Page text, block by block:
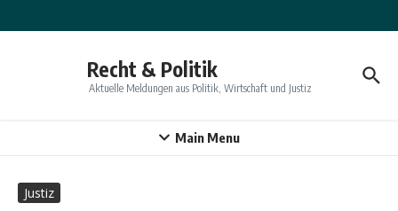
Recht & Politik
Aktuelle Meldungen aus Politik, Wirtschaft und Justiz
Main Menu
Justiz